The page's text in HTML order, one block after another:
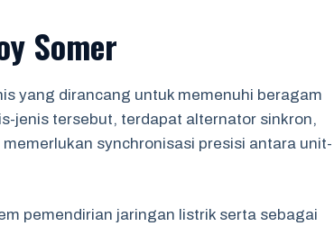
Somer
yang dirancang untuk memenuhi beragam
jenis tersebut, terdapat alternator sinkron,
synchronisasi presisi antara unit-
pemendirian jaringan listrik serta sebagai